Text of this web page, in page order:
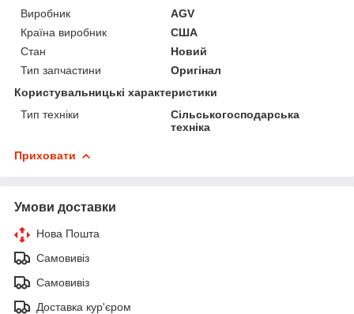
Виробник
AGV
Країна виробник
США
Стан
Новий
Тип запчастини
Оригінал
Користувальницькі характеристики
Тип техніки
Сільськогосподарська
техніка
Приховати
Умови доставки
Нова Пошта
Самовивіз
Самовивіз
Доставка кур'єром